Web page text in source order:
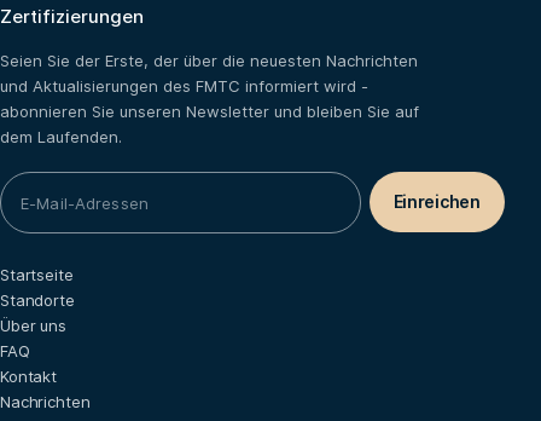
Zertifizierungen
Seien Sie der Erste, der über die neuesten Nachrichten
und Aktualisierungen des FMTC informiert wird -
abonnieren Sie unseren Newsletter und bleiben Sie auf
dem Laufenden.
Startseite
Standorte
Über uns
FAQ
Kontakt
Nachrichten